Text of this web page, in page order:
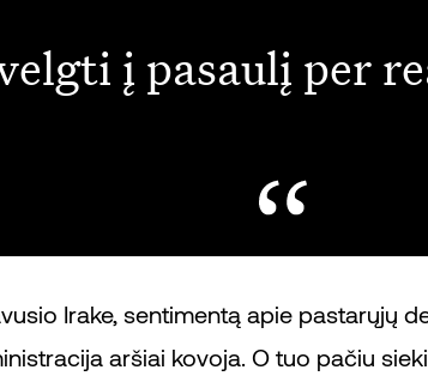
į pasaulį per
Irake, sentimentą apie pastarųjų
aršiai kovoja. O tuo pačiu